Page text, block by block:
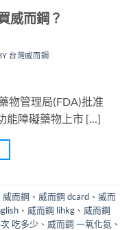
威而鋼？
台灣威而鋼
物管理局(FDA)批准
能障礙藥物上市 […]
威而鋼 、 威而鋼 dcard 、 威而
、 威而鋼 lihkg 、 威而鋼
吃多少 、 威而鋼 一氧化氮 、